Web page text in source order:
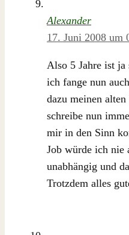
Alexander
17. Juni 2008 um
Also 5 Jahre ist ja
ich fange nun
dazu meinen
schreibe nun
mir in den Sinn
Job würde ich nie
unabhängig und
Trotzdem alles